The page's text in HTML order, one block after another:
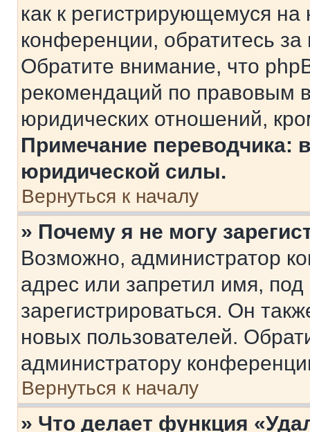
как к регистрирующемуся
конференции, обратитесь
Обратите внимание, что
рекомендаций по правовым
юридических отношений,
Примечание переводчика:
юридической силы.
Вернуться к началу
» Почему я не могу
Возможно, администратор
адрес или запретил имя,
зарегистрироваться. Он
новых пользователей.
администратору
Вернуться к началу
» Что делает функция